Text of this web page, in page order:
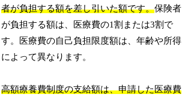
者が負担する額を差し引いた額です。保険者
が負担する額は、医療費の1割または3割で
す。医療費の自己負担限度額は、年齢や所得
によって異なります。
高額療養費制度の支給額は、申請した医療費